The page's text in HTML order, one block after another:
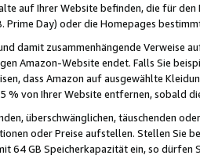
auf Ihrer Website befinden, die für
Prime Day) oder die Homepages
damit zusammenhängende
Amazon-Website endet. Falls Sie
dass Amazon auf ausgewählte
% von Ihrer Website entfernen, sobald
überschwänglichen, täuschenden
oder Preise aufstellen. Stellen Sie
64 GB Speicherkapazität ein, so dürfen